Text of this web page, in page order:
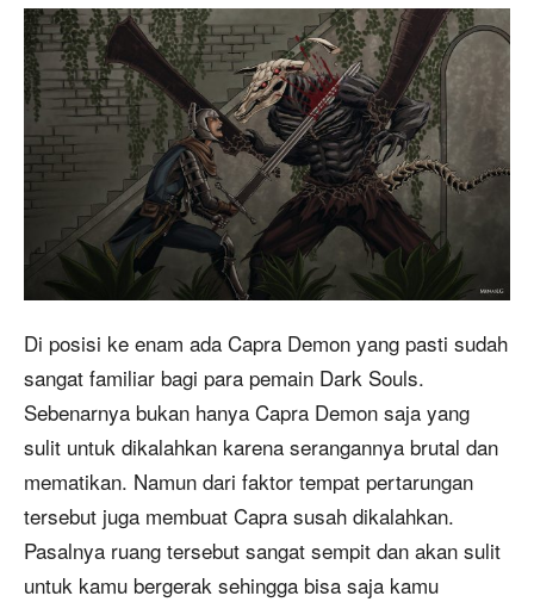
Di posisi ke enam ada Capra Demon yang pasti sudah
sangat familiar bagi para pemain Dark Souls.
Sebenarnya bukan hanya Capra Demon saja yang
sulit untuk dikalahkan karena serangannya brutal dan
mematikan. Namun dari faktor tempat pertarungan
tersebut juga membuat Capra susah dikalahkan.
Pasalnya ruang tersebut sangat sempit dan akan sulit
untuk kamu bergerak sehingga bisa saja kamu